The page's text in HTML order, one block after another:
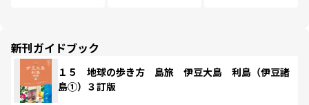
新刊ガイドブック
１５ 地球の歩き方 島旅 伊豆大島 利島（伊豆諸
島①）３訂版